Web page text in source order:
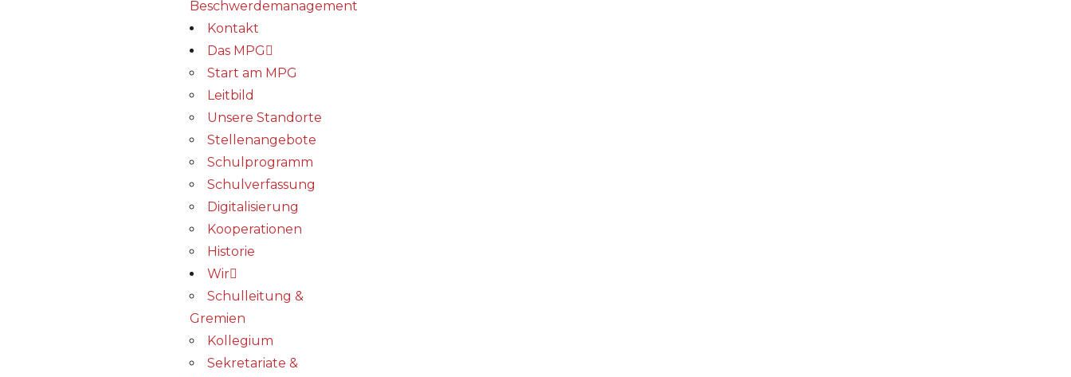
Beschwerdemanagement
Kontakt
Das MPG
Start am MPG
Leitbild
Unsere Standorte
Stellenangebote
Schulprogramm
Schulverfassung
Digitalisierung
Kooperationen
Historie
Wir
Schulleitung &
Gremien
Kollegium
Sekretariate &